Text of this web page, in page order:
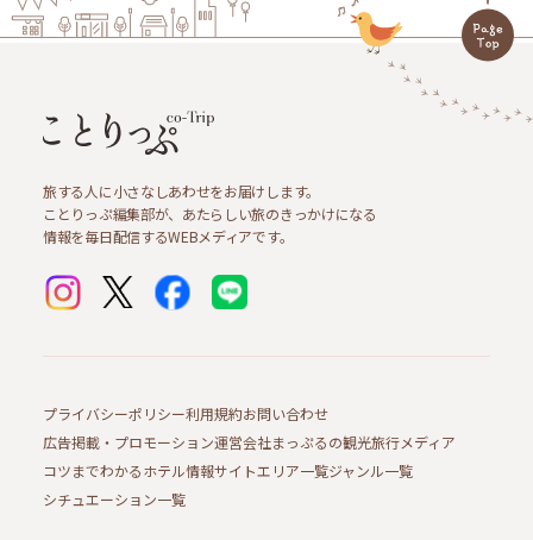
旅する人に小さなしあわせをお届けします。
ことりっぷ編集部が、あたらしい旅のきっかけになる
情報を毎日配信するWEBメディアです。
プライバシーポリシー利用規約お問い合わせ
広告掲載・プロモーション運営会社まっぷるの観光旅行メディア
コツまでわかるホテル情報サイトエリア一覧ジャンル一覧
シチュエーション一覧